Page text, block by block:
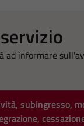
ad informare
subingresso,